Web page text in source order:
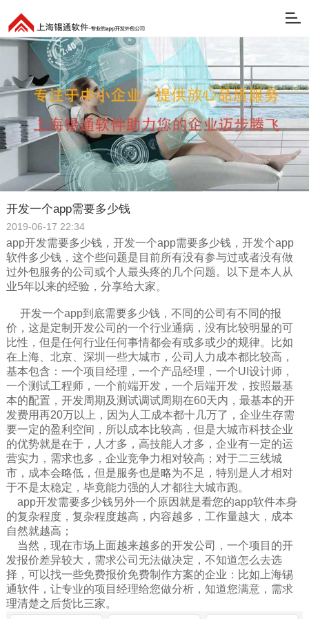
开发一个app需要多少钱
2019-06-17 22:34
app开发需要多少钱，开发一个app需要多少钱，开发个app
软件多少钱，这个些问题是目前所有没有参与过或者没有做
过外包服务的公司或个人最头疼的几个问题。以下是本人从
业5年以来的经验，分享给大家。
开发一个app到底需要多少钱，不同的公司有不同的报
价，这是定制开发公司的一个行业通病，没有比较明显的可
比性，但是任何行业任何事情都会有或多或少的规律。比如
在上海、北京、深圳一些大城市，公司人力成本都比较高，
基本包含： 一个项目经理， 一个产品经理，一个UI设计师，
一个测试工程师，一个前端开发，一个后端开发，按照最基
本的配置，开发周期及测试调试周期在60天内，最基本的开
发费用再20万以上，因为人工成本都十几万了，企业生存需
要一定的盈利空间，所以成本比较高，但是大城市科技企业
的优势就是在于，人才多，高技能人才多，企业有一定的运
营实力，需求也多，企业竞争力相对较高；对于二三线城
市，成本会略低，但是服务也是略为不足，特别是人才相对
于不是太稳定，毕竟能力强的人才都往大城市跑。
app开发需要多少钱另外一个原因就是看您的app软件本身
的复杂程度，复杂程度越高，内容越多，工作量越大，成本
自然就越高；
当然，现在市场上面越来越多的开发公司，一个项目的开
发报价差异较大，需求公司无法做决定，不知道怎么去选
择，可以找一些免费报价免费制作方案的企业：比如上海锡
通软件，让专业的项目经理给您做分析，知道您满意，需求
理清楚之后货比三家。